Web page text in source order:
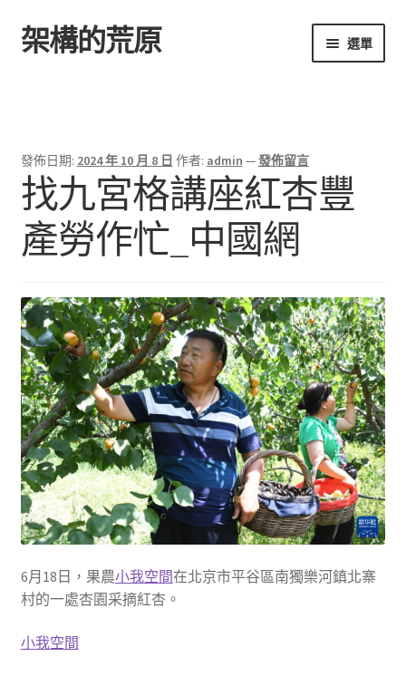
跳
至
跳
至
架構的荒原 選單
發佈日期: 2024 年 10 月 8 日 作者: admin —發佈留言
找九宮格講座紅杏豐
產勞作忙_中國網
6月18日，果農小我空間在北京市平谷區南獨樂河鎮北寨
村的一處杏園采摘紅杏。
小我空間